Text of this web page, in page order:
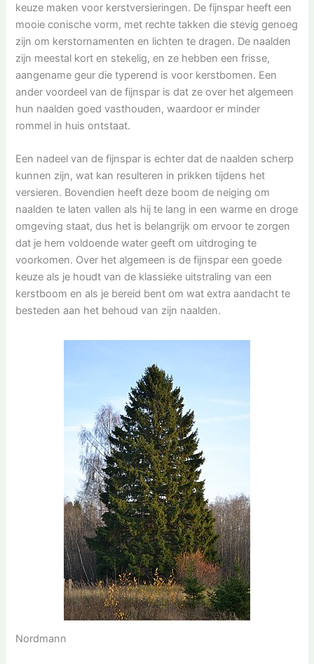
keuze maken voor kerstversieringen. De fijnspar heeft een
mooie conische vorm, met rechte takken die stevig genoeg
zijn om kerstornamenten en lichten te dragen. De naalden
zijn meestal kort en stekelig, en ze hebben een frisse,
aangename geur die typerend is voor kerstbomen. Een
ander voordeel van de fijnspar is dat ze over het algemeen
hun naalden goed vasthouden, waardoor er minder
rommel in huis ontstaat.
Een nadeel van de fijnspar is echter dat de naalden scherp
kunnen zijn, wat kan resulteren in prikken tijdens het
versieren. Bovendien heeft deze boom de neiging om
naalden te laten vallen als hij te lang in een warme en droge
omgeving staat, dus het is belangrijk om ervoor te zorgen
dat je hem voldoende water geeft om uitdroging te
voorkomen. Over het algemeen is de fijnspar een goede
keuze als je houdt van de klassieke uitstraling van een
kerstboom en als je bereid bent om wat extra aandacht te
besteden aan het behoud van zijn naalden.
Nordmann